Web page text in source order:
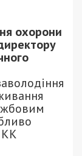
охорони
КК